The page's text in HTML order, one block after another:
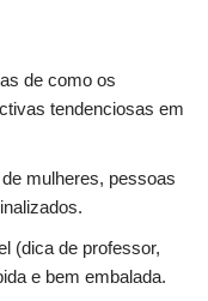
de como os
tendenciosas em
mulheres, pessoas
(dica de professor,
e bem embalada.